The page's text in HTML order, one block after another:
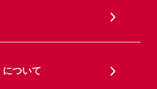
ついて